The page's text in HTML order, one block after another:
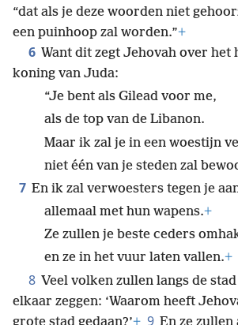
“dat als je deze woorden niet
een puinhoop zal worden.”+
6 Want dit zegt Jehovah over het
koning van Juda:
“Je bent als Gilead voor me,
als de top van de Libanon.
Maar ik zal je in een woestijn
niet één van je steden zal
7 En ik zal verwoesters tegen je
allemaal met hun wapens.+
Ze zullen je beste ceders
en ze in het vuur laten vallen.+
8 Veel volken zullen langs de
elkaar zeggen: ‘Waarom heeft
grote stad gedaan?’+ 9 En ze